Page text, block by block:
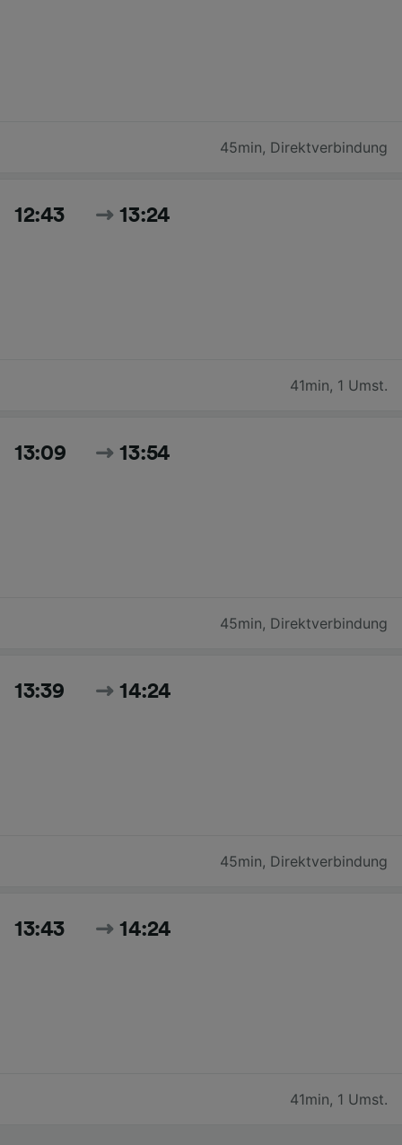
45min, Direktverbindung
12:43 13:24
41min, 1 Umst.
13:09 13:54
45min, Direktverbindung
13:39 14:24
45min, Direktverbindung
13:43 14:24
41min, 1 Umst.